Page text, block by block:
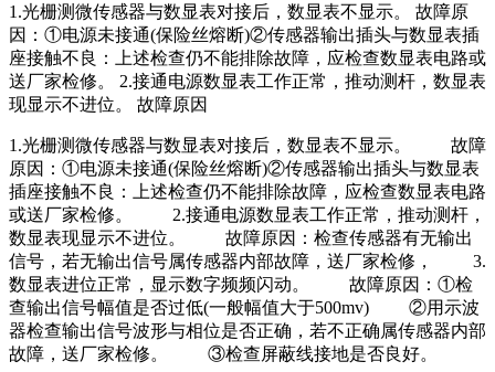
1.光栅测微传感器与数显表对接后，数显表不显示。 故障原
因：①电源未接通(保险丝熔断)②传感器输出插头与数显表插
座接触不良：上述检查仍不能排除故障，应检查数显表电路或
送厂家检修。 2.接通电源数显表工作正常，推动测杆，数显表
现显示不进位。 故障原因
1.光栅测微传感器与数显表对接后，数显表不显示。 故障
原因：①电源未接通(保险丝熔断)②传感器输出插头与数显表
插座接触不良：上述检查仍不能排除故障，应检查数显表电路
或送厂家检修。 2.接通电源数显表工作正常，推动测杆，
数显表现显示不进位。 故障原因：检查传感器有无输出
信号，若无输出信号属传感器内部故障，送厂家检修， 3.
数显表进位正常，显示数字频频闪动。 故障原因：①检
查输出信号幅值是否过低(一般幅值大于500mv) ②用示波
器检查输出信号波形与相位是否正确，若不正确属传感器内部
故障，送厂家检修。 ③检查屏蔽线接地是否良好。